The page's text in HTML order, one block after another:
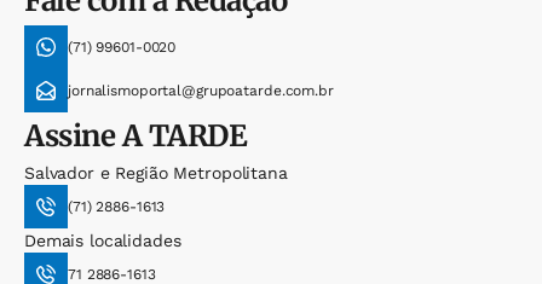
(71) 99601-0020
jornalismoportal@grupoatarde.com.br
AssineA TARDE
Salvador e Região Metropolitana
(71) 2886-1613
Demais localidades
71 2886-1613